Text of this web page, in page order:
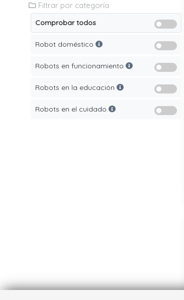
Filtrar por categoría
Comprobar todos
Robot doméstico
Robots en funcionamiento
Robots en la educación
Robots en el cuidado